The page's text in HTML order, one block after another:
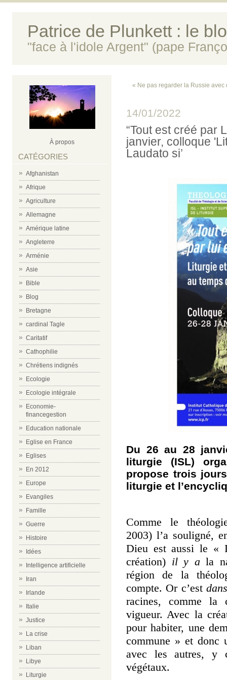
Patrice de Plunkett : le
"face à l'idole Argent" (pape
À propos
CATÉGORIES
Afghanistan
Afrique
Agriculture
Allemagne
Amérique latine
Angleterre
Arménie
Asie
Bible
Blog
Bretagne
cardinal Tagle
Caritatif
Cathophilie
Chrétiens indignés
Ecologie
Ecologie intégrale
Economie-
financegestion
Education nationale
Eglise en France
Eglises
En 2012
Europe
Evangiles
Famille
Guerre
Histoire
Idées
Intelligence artificielle
Iran
Irlande
Italie
Justice
La crise
Liban
Libye
Liturgie
« Ne pas regarder la Russie
14/01/2022
“Tout est créé par
janvier, colloque
Laudato si’
Du 26 au 28
liturgie (ISL)
propose trois
liturgie et
Comme le
2003) l’a souligné,
Dieu est aussi le «
création) il y ala
région de la
compte. Or c’est
racines, comme la
vigueur. Avec la
pour habiter, une
commune » et donc
avec les autres, y
végétaux.